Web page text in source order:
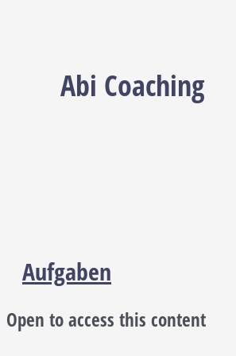
Abi Coaching
Aufgaben
Open to access this content